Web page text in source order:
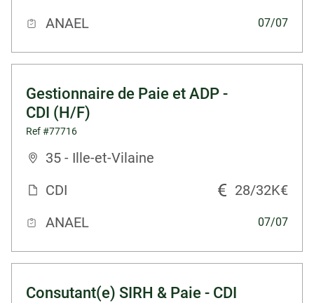
ANAEL
07/07
Gestionnaire de Paie et ADP -
CDI (H/F)
Ref #77716
35 - Ille-et-Vilaine
CDI
28/32K€
ANAEL
07/07
Consutant(e) SIRH & Paie - CDI